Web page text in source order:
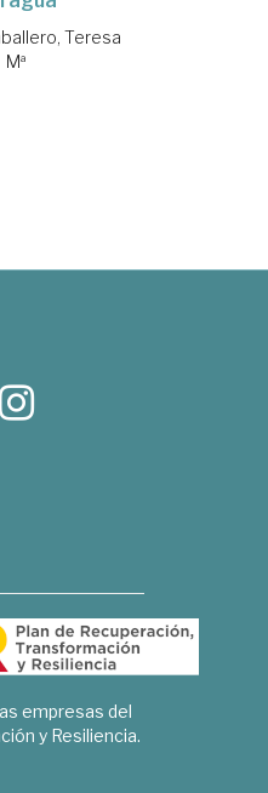
Teresa
Mª
empresas del
y Resiliencia.